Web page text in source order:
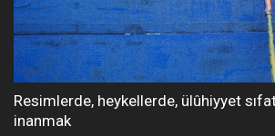
Resimlerde, heykellerde, ülûhiyyet
inanmak